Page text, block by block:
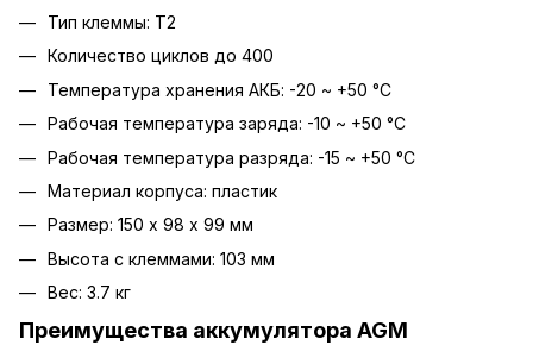
Тип клеммы: T2
Количество циклов до 400
Температура хранения АКБ: -20 ~ +50 °C
Рабочая температура заряда: -10 ~ +50 °C
Рабочая температура разряда: -15 ~ +50 °C
Материал корпуса: пластик
Размер: 150 х 98 х 99 мм
Высота с клеммами: 103 мм
Вес: 3.7 кг
Преимущества аккумулятора AGM